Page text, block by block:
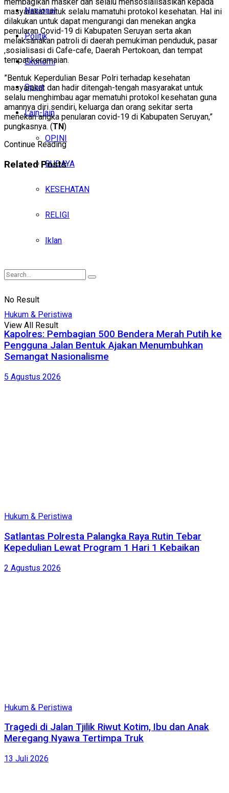
Nasional
Politik
Ekonomi
Sport
Lain-lain
OPINI
BUDAYA
KESEHATAN
RELIGI
Iklan
No Result
View All Result
masyarakat untuk selalu mamatuhi protokol kesehatan. Hal ini
dilakukan untuk dapat mengurangi dan menekan angka
penularan Covid-19 di Kabupaten Seruyan serta akan
melaksanakan patroli di daerah pemukiman penduduk, pasar
,sosialisasi di Cafe-cafe, Daerah Pertokoan, dan tempat
tempat keramaian.
”Bentuk Keperdulian Besar Polri terhadap kesehatan
masyarakat dan hadir ditengah-tengah masyarakat untuk
selalu menghimbau agar mematuhi protokol kesehatan guna
amannya diri sendiri, keluarga dan orang sekitar serta
menekan angka penularan covid-19 di Kabupaten Seruyan,”
pungkasnya. (TN)
Continue Reading
RelatedPosts
Hukum & Peristiwa
Kapolres: Pembagian 500 Bendera Merah Putih ke
Pengguna Jalan Bentuk Ajakan Menumbuhkan
Semangat Nasionalisme
5 Agustus 2026
Hukum & Peristiwa
Satlantas Polresta Palangka Raya Rutin Tebar
Kepedulian Lewat Program 1 Hari 1 Kebaikan
2 Agustus 2026
Hukum & Peristiwa
Tragedi di Jalan Tjilik Riwut Kotim, Ibu dan Anak
Meregang Nyawa Tertimpa Truk
13 Juli 2026